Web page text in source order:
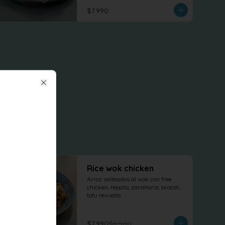
terminado con cilantro fresco.
$7.990
Rice wok chicken
Arroz salteados al wok con free
chicken, repollo, zanahoria, brocoli,
tofu revuelto